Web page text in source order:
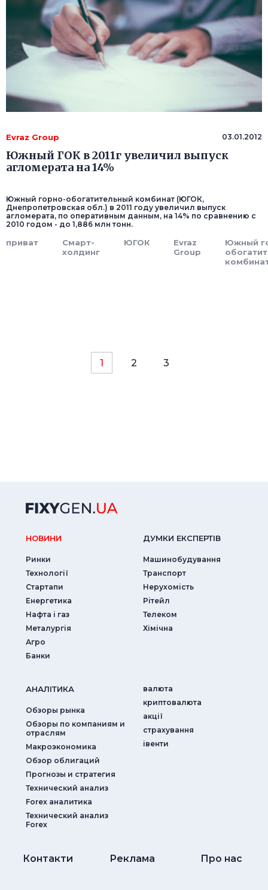
Evraz Group 03.01.2012
Южный ГОК в 2011г увеличил выпуск
агломерата на 14%
Южный горно-обогатительный комбинат (ЮГОК,
Днепропетровская обл.) в 2011 году увеличил выпуск
агломерата, по оперативным данным, на 14% по сравнению с
2010 годом - до 1,886 млн тонн.
приват
Смарт-
холдинг
ЮГОК
Evraz
Group
Южный
1 2 3
НОВИНИ
Ринки
Технології
Стартапи
Енергетика
Нафта і газ
Металургія
Агро
Банки
ДУМКИ ЕКСПЕРТIВ
Машинобудування
Транспорт
Нерухомість
Рітейл
Телеком
Хімічна
АНАЛIТИКА
Обзоры рынка
Обзоры по компаниям и
отраслям
Макроэкономика
Обзор облигаций
Прогнозы и стратегия
Технический анализ
Forex аналитика
Технический анализ
Forex
валюта
криптовалюта
акції
страхування
iвенти
Контакти Реклама Про нас